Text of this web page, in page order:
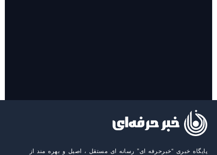
پایگاه خبری “خبرحرفه ای” رسانه ای مستقل ، اصیل و بهره مند از